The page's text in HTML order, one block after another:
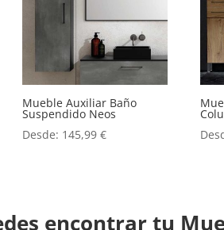
Mueble Auxiliar Baño
Suspendido Neos
Desde: 145,99€
encontrar tu